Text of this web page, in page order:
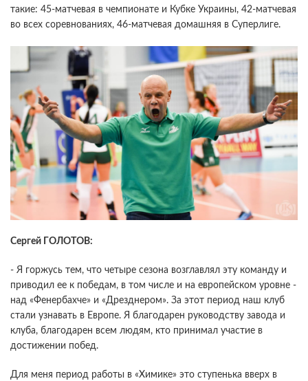
такие: 45-матчевая в чемпионате и Кубке Украины, 42-матчевая
во всех соревнованиях, 46-матчевая домашняя в Суперлиге.
Сергей ГОЛОТОВ:
- Я горжусь тем, что четыре сезона возглавлял эту команду и
приводил ее к победам, в том числе и на европейском уровне -
над «Фенербахче» и «Дрезднером». За этот период наш клуб
стали узнавать в Европе. Я благодарен руководству завода и
клуба, благодарен всем людям, кто принимал участие в
достижении побед.
Для меня период работы в «Химике» это ступенька вверх в